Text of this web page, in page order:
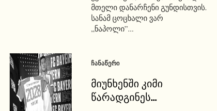
მთელი დანარჩენი გუნდისთვის.
სანამ ცოცხალი ვარ
„ნაპოლი”...
ᲩᲐᲜᲐᲬᲔᲠᲘ
მიუნხენში კიმი
წარადგინეს…